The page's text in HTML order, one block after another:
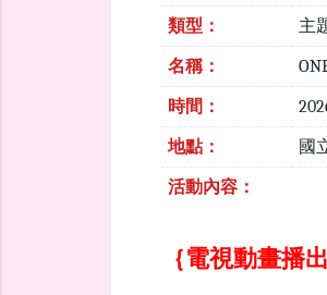
類型： 主
名稱：
時間：
地點： 國
活動內容：
｛電視動畫播